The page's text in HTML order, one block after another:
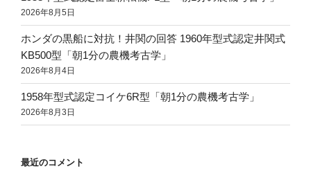
2026年8月5日
ホンダの黒船に対抗！井関の回答 1960年型式認定井関式
KB500型「朝1分の農機考古学」
2026年8月4日
1958年型式認定コイケ6R型「朝1分の農機考古学」
2026年8月3日
最近のコメント